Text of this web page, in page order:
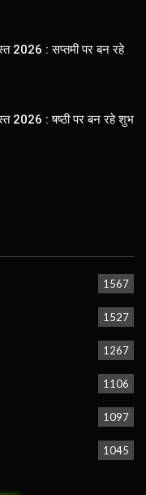
: सप्तमी पर बन रहे
: षष्ठी पर बन रहे शुभ
1567
1527
1267
1106
1097
1045